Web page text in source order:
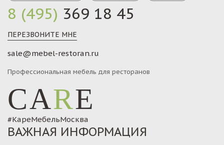
8 (495) 369 18 45
ПЕРЕЗВОНИТЕ МНЕ
sale@mebel-restoran.ru
Профессиональная мебель для ресторанов
CARE
#КареМебельМосква
ВАЖНАЯ ИНФОРМАЦИЯ